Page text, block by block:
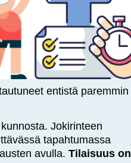
entistä paremmin
Jokirinteen
tapahtumassa
avulla. Tilaisuus on